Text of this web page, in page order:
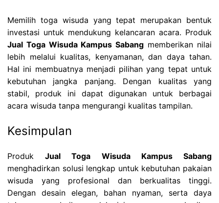
Memilih toga wisuda yang tepat merupakan bentuk
investasi untuk mendukung kelancaran acara. Produk
Jual Toga Wisuda Kampus Sabang memberikan nilai
lebih melalui kualitas, kenyamanan, dan daya tahan.
Hal ini membuatnya menjadi pilihan yang tepat untuk
kebutuhan jangka panjang. Dengan kualitas yang
stabil, produk ini dapat digunakan untuk berbagai
acara wisuda tanpa mengurangi kualitas tampilan.
Kesimpulan
ProdukJual Toga Wisuda Kampus Sabang
menghadirkan solusi lengkap untuk kebutuhan pakaian
wisuda yang profesional dan berkualitas tinggi.
Dengan desain elegan, bahan nyaman, serta daya